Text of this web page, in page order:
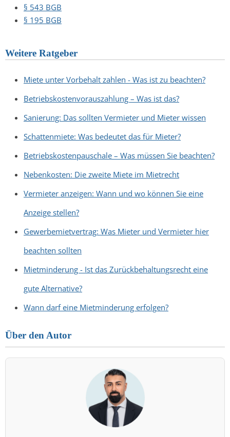
§ 543 BGB
§ 195 BGB
Weitere Ratgeber
Miete unter Vorbehalt zahlen - Was ist zu beachten?
Betriebskostenvorauszahlung – Was ist das?
Sanierung: Das sollten Vermieter und Mieter wissen
Schattenmiete: Was bedeutet das für Mieter?
Betriebskostenpauschale – Was müssen Sie beachten?
Nebenkosten: Die zweite Miete im Mietrecht
Vermieter anzeigen: Wann und wo können Sie eine
Anzeige stellen?
Gewerbemietvertrag: Was Mieter und Vermieter hier
beachten sollten
Mietminderung - Ist das Zurückbehaltungsrecht eine
gute Alternative?
Wann darf eine Mietminderung erfolgen?
Über den Autor